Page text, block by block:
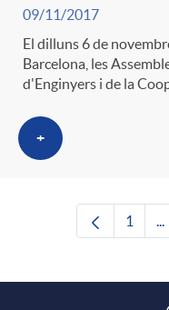
09/11/2017
El dilluns 6 de
Barcelona, les
d'Enginyers i de la
+
Pàgina
1 ...